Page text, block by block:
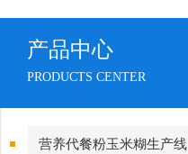
产品中心
PRODUCTS CENTER
营养代餐粉玉米糊生产线